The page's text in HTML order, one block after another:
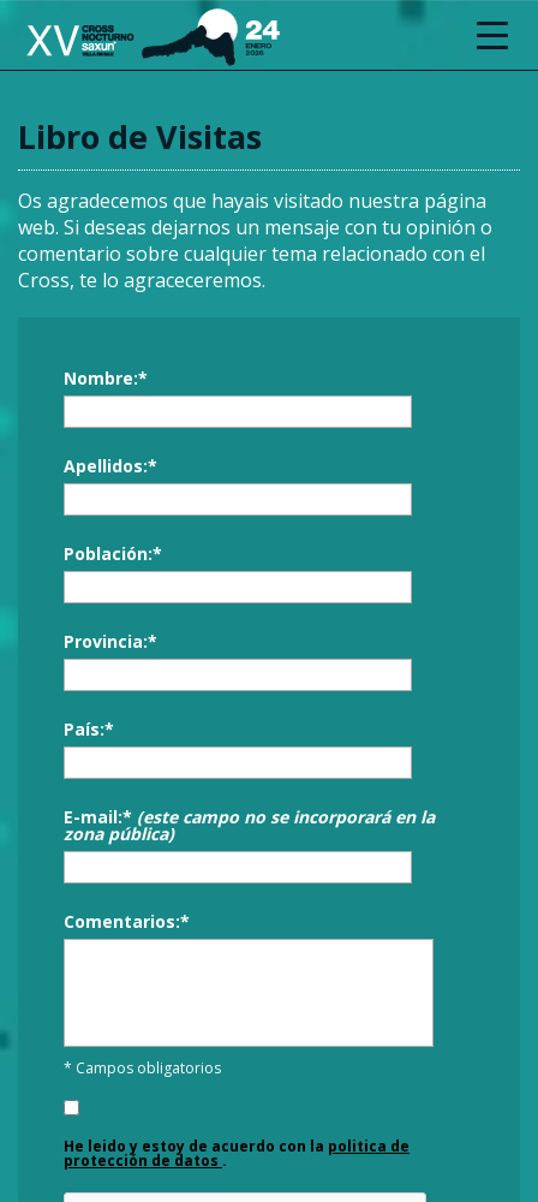
Libro de Visitas
Os agradecemos que hayais visitado nuestra página
web. Si deseas dejarnos un mensaje con tu opinión o
comentario sobre cualquier tema relacionado con el
Cross, te lo agraceceremos.
Nombre:*
Apellidos:*
Población:*
Provincia:*
País:*
E-mail:* (este campo no se incorporará en la
zona pública)
Comentarios:*
* Campos obligatorios
He leido y estoy de acuerdo con la politica de
protección de datos .